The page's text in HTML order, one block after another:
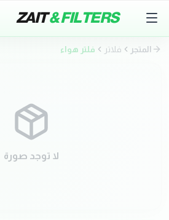
ZAIT& FILTERS
المتجر فلاتر فلتر هواء
لا توجد صورة